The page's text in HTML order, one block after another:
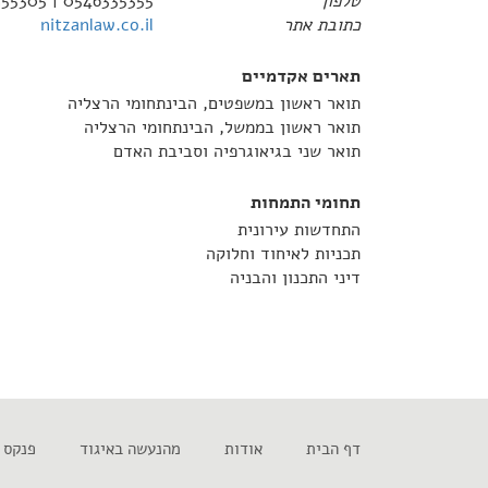
כתובת אתר
nitzanlaw.co.il
תארים אקדמיים
תואר ראשון במשפטים, הבינתחומי הרצליה
תואר ראשון בממשל, הבינתחומי הרצליה
תואר שני בגיאוגרפיה וסביבת האדם
תחומי התמחות
התחדשות עירונית
תכניות לאיחוד וחלוקה
דיני התכנון והבניה
דף הבית אודות מהנעשה באיגוד